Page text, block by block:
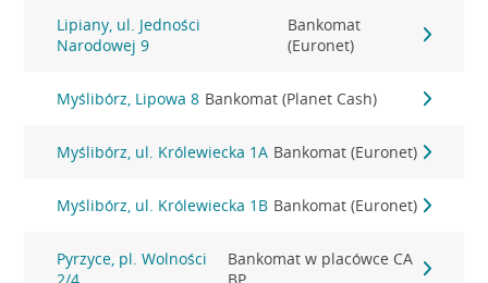
Lipiany, ul. Jedności
Narodowej 9
Bankomat
(Euronet)
Myślibórz, Lipowa 8 Bankomat (Planet Cash)
Myślibórz, ul. Królewiecka 1A Bankomat (Euronet)
Myślibórz, ul. Królewiecka 1B Bankomat (Euronet)
Pyrzyce, pl. Wolności
Bankomat w placówce CA